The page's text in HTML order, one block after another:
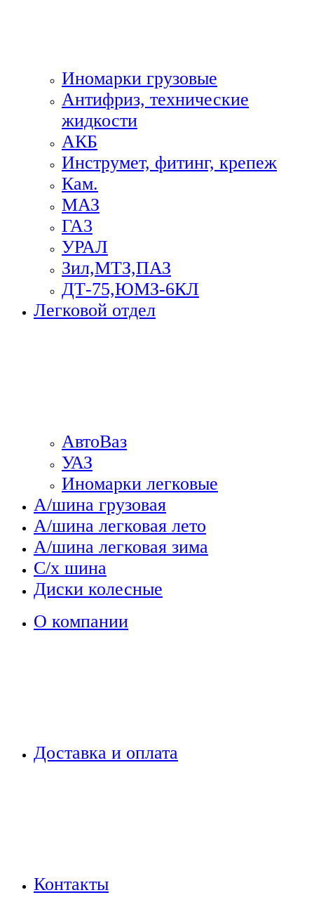
Иномарки грузовые
Антифриз, технические
жидкости
АКБ
Инструмет, фитинг, крепеж
Кам.
МАЗ
ГА3
УРАЛ
Зил,МТЗ,ПАЗ
ДТ-75,ЮМЗ-6КЛ
Легковой отдел
АвтоВаз
УАЗ
Иномарки легковые
А/шина грузовая
А/шина легковая лето
А/шина легковая зима
С/х шина
Диски колесные
О компании
Доставка и оплата
Контакты